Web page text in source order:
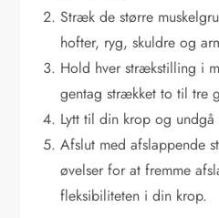
Stræk de større
hofter, ryg, skuldre og
Hold hver strækstilling i
gentag strækket to til tre
Lytt til din krop og
Afslut med afslappende
øvelser for at fremme
fleksibiliteten i din krop.